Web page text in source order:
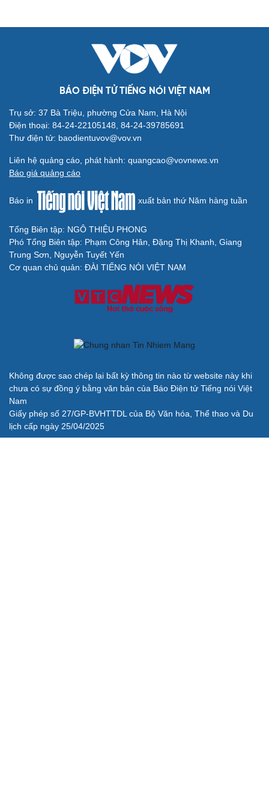
BÁO ĐIỆN TỬ TIẾNG NÓI VIỆT NAM
Trụ sở: 37 Bà Triệu, phường Cửa Nam, Hà Nội
Điện thoại: 84-24-22105148, 84-24-39785691
Thư điện tử: baodientuvov@vov.vn
Liên hệ quảng cáo, phát hành: quangcao@vovnews.vn
Báo giá quảng cáo
Báo in xuất bản thứ Năm hàng tuần
Tổng Biên tập: NGÔ THIỆU PHONG
Phó Tổng Biên tập: Phạm Công Hân, Đặng Thị Khanh, Giang
Trung Sơn, Nguyễn Tuyết Yến
Cơ quan chủ quản: ĐÀI TIẾNG NÓI VIỆT NAM
Không được sao chép lại bất kỳ thông tin nào từ website này khi
chưa có sự đồng ý bằng văn bản của Báo Điện tử Tiếng nói Việt
Nam
Giấy phép số 27/GP-BVHTTDL của Bộ Văn hóa, Thể thao và Du
lịch cấp ngày 25/04/2025